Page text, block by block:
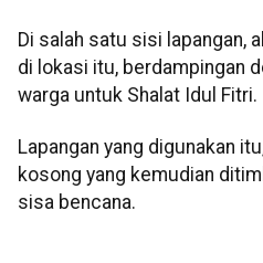
Di salah satu sisi lapangan,
di lokasi itu, berdampingan
warga untuk Shalat Idul Fitri.
Lapangan yang digunakan
kosong yang kemudian
sisa bencana.